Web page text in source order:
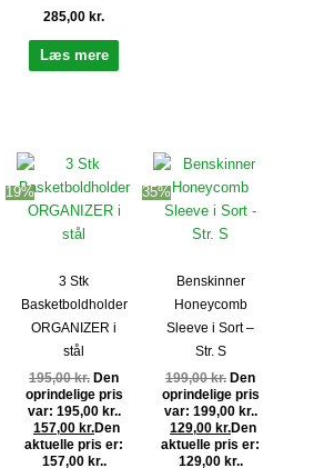
285,00 kr.
Læs mere
19%
3 Stk
Basketboldholder
ORGANIZER i
stål
195,00kr. Den
oprindelige pris
var: 195,00 kr..
157,00 kr.Den
aktuelle pris er:
157,00 kr..
35%
Benskinner
Honeycomb
Sleeve i Sort –
Str. S
199,00kr. Den
oprindelige pris
var: 199,00 kr..
129,00 kr.Den
aktuelle pris er:
129,00 kr..